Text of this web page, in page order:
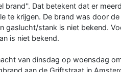
brand''. Dat betekent dat er
te krijgen. De brand was door
gaslucht/stank is niet bekend.
is niet bekend.
van dinsdag op woensdag
aan de Griftstraat in